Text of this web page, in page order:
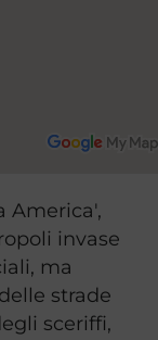
America',
invase
ma
strade
sceriffi,